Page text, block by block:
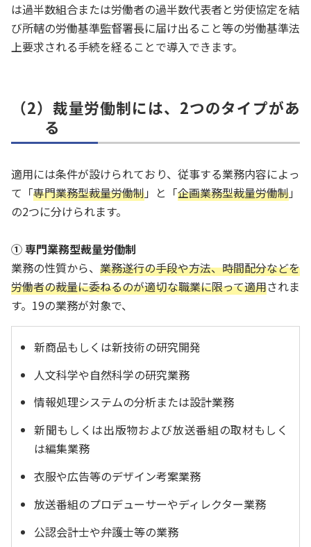
は過半数組合または労働者の過半数代表者と労使協定を結
び所轄の労働基準監督署長に届け出ること等の労働基準法
上要求される手続を経ることで導入できます。
（2）裁量労働制には、2つのタイプがあ
る
適用には条件が設けられており、従事する業務内容によっ
て「専門業務型裁量労働制」と「企画業務型裁量労働制」
の2つに分けられます。
① 専門業務型裁量労働制
業務の性質から、 業務遂行の手段や方法、時間配分などを
労働者の裁量に委ねるのが適切な職業に限って適用されま
す。19の業務が対象で、
新商品もしくは新技術の研究開発
人文科学や自然科学の研究業務
情報処理システムの分析または設計業務
新聞もしくは出版物および放送番組の取材もしく
は編集業務
衣服や広告等のデザイン考案業務
放送番組のプロデューサーやディレクター業務
公認会計士や弁護士等の業務